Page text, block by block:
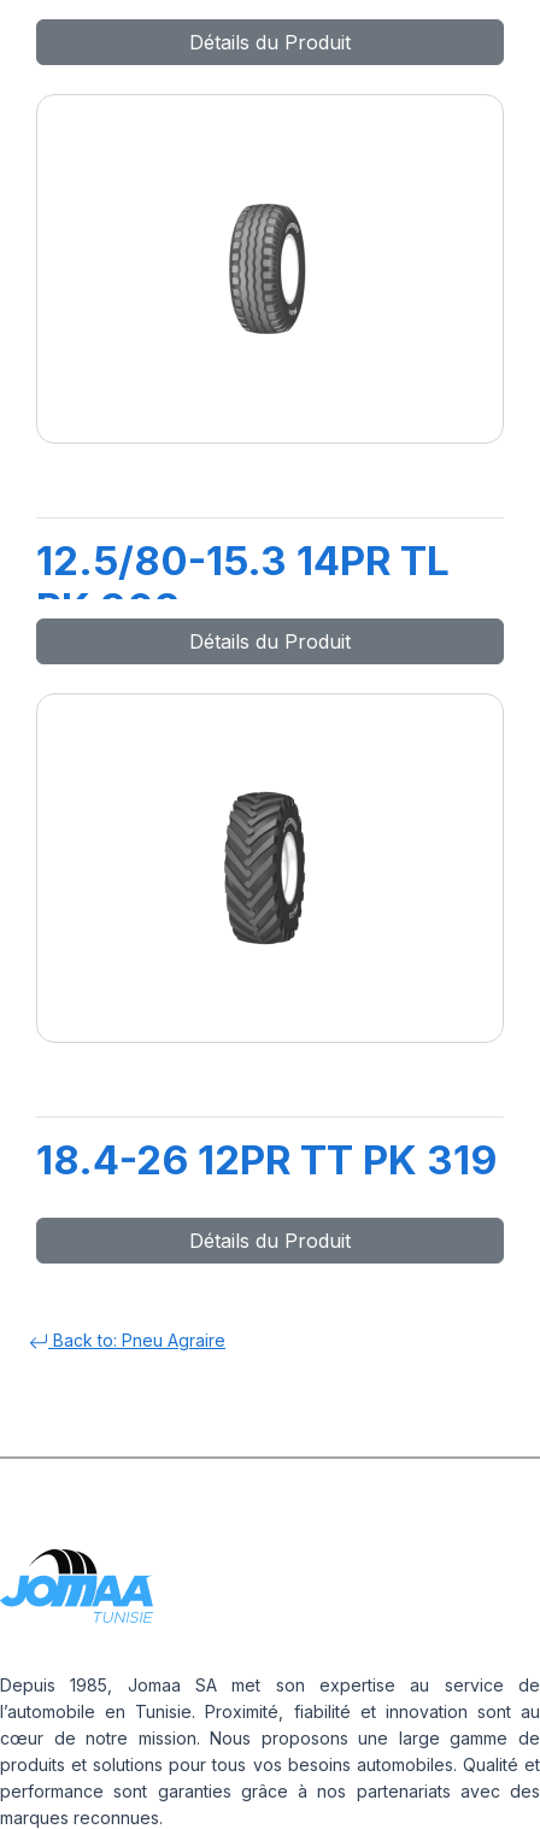
Détails du Produit
12.5/80-15.3 14PR TL
PK 303
Détails du Produit
18.4-26 12PR TT PK 319
Détails du Produit
Back to: Pneu Agraire
Depuis 1985, Jomaa SA met son expertise au service de
l’automobile en Tunisie. Proximité, fiabilité et innovation sont au
cœur de notre mission. Nous proposons une large gamme de
produits et solutions pour tous vos besoins automobiles. Qualité et
performance sont garanties grâce à nos partenariats avec des
marques reconnues.